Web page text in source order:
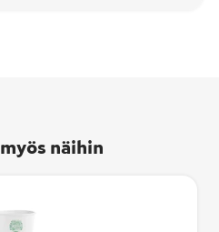
näihin